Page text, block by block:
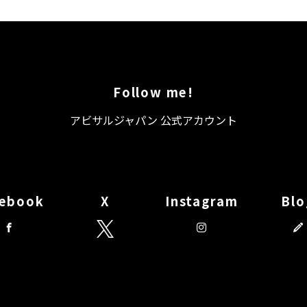
Follow me!
アビサルジャパン 公式アカウント
X Instagram